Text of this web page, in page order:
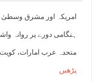
امریکہ اور مشرق وسطیٰ
ہنگامی دورے پر روانہ
متحدہ عرب امارات،
پڑھیں